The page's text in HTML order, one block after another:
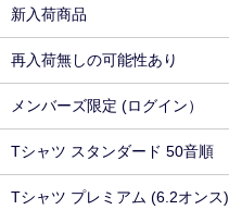
新入荷商品
再入荷無しの可能性あり
メンバーズ限定 (ログイン）
Tシャツ スタンダード 50音順
Tシャツ プレミアム (6.2オンス)